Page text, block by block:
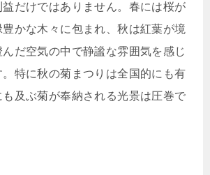
だけではありません。春には桜が
かな木々に包まれ、秋は紅葉が境
だ空気の中で静謐な雰囲気を感じ
特に秋の菊まつりは全国的にも有
及ぶ菊が奉納される光景は圧巻で